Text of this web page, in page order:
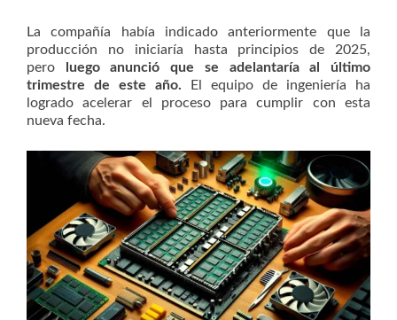
La compañía había indicado anteriormente que la
producción no iniciaría hasta principios de 2025,
pero
luego anunció que se adelantaría al último
trimestre de este año. El equipo de ingeniería ha
logrado acelerar el proceso para cumplir con esta
nueva fecha.